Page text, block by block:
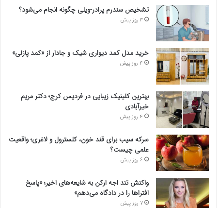
تشخیص سندرم پرادر-ویلی چگونه انجام می‌شود؟
3 روز پیش
خرید مدل کمد دیواری شیک و جادار از «کمد پازلی»
4 روز پیش
بهترین کلینیک زیبایی در فردیس کرج؛ دکتر مریم
خیرآبادی
4 روز پیش
سرکه سیب برای قند خون، کلسترول و لاغری؛ واقعیت
علمی چیست؟
6 روز پیش
واکنش تند اجه ارکن به شایعه‌های اخیر؛ «پاسخ
افتراها را در دادگاه می‌دهم»
7 روز پیش